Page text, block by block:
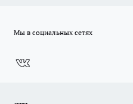
Мы в социальных сетях